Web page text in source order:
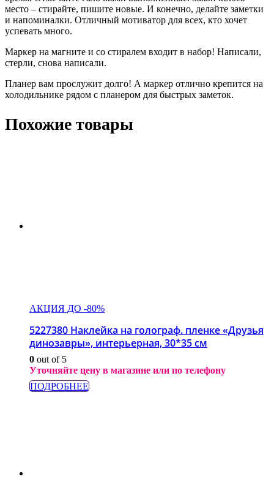
место – стирайте, пишите новые. И конечно, делайте заметки
и напоминалки. Отличный мотиватор для всех, кто хочет
успевать много.
Маркер на магните и со стиралем входит в набор! Написали,
стерли, снова написали.
Планер вам прослужит долго! А маркер отлично крепится на
холодильнике рядом с планером для быстрых заметок.
Похожие товары
АКЦИЯ ДО -80%
5227380 Наклейка на голограф. пленке «Друзья
динозавры», интерьерная, 30*35 см
0 out of 5
Уточняйте цену в магазине или по телефону
ПОДРОБНЕЕ